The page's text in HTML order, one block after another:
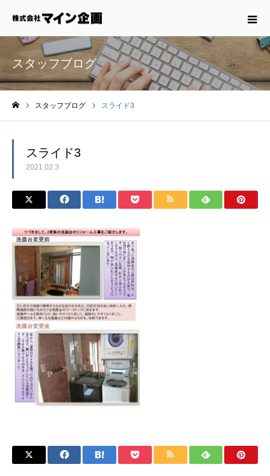
スタッフブログ
スタッフブログ スライド3
スライド3
2021.02.3